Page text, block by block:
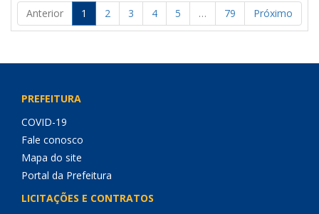
Anterior
1 2 3 4 5 … 79 Próximo
PREFEITURA
COVID-19
Fale conosco
Mapa do site
Portal da Prefeitura
LICITAÇÕES E CONTRATOS